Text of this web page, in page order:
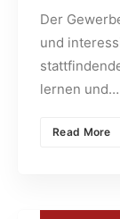
Der
und
lernen und…
Read More